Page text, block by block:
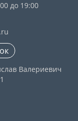
до 19:00
Валериевич